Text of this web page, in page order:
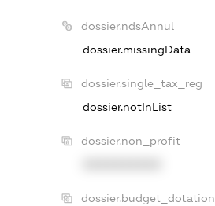
dossier.ndsAnnul
dossier.missingData
dossier.single_tax_reg
dossier.notInList
dossier.non_profit
dossier.budget_dotation